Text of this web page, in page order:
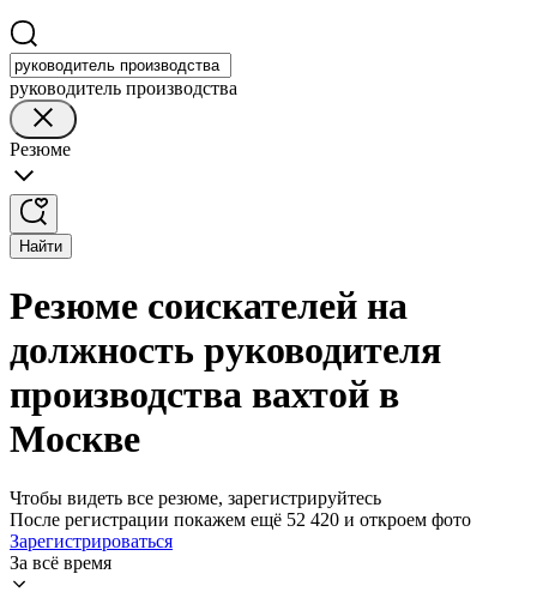
руководитель производства
Резюме
Найти
Резюме соискателей на
должность руководителя
производства вахтой в
Москве
Чтобы видеть все резюме, зарегистрируйтесь
После регистрации покажем ещё 52 420 и откроем фото
Зарегистрироваться
За всё время